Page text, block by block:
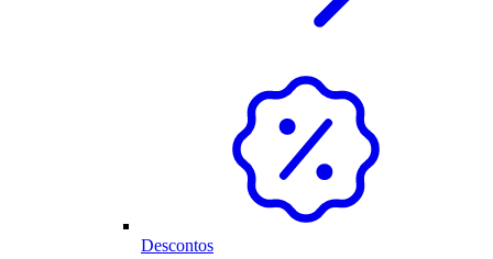
Descontos